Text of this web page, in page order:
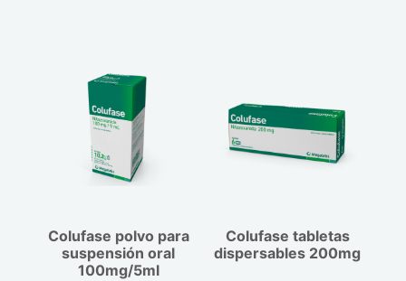
Colufase polvo para
suspensión oral
100mg/5ml
Colufase tabletas
dispersables 200mg